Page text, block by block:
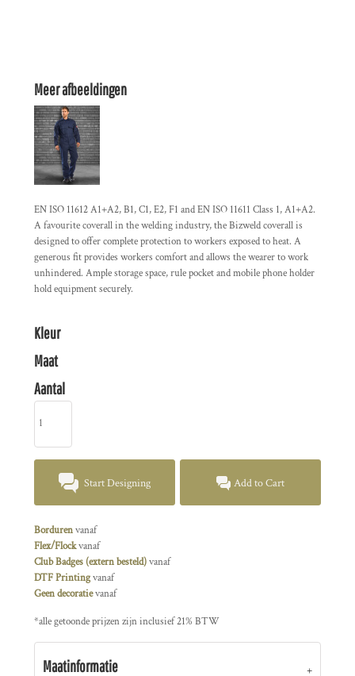
Meer afbeeldingen
EN ISO 11612 A1+A2, B1, C1, E2, F1 and EN ISO 11611 Class 1, A1+A2.
A favourite coverall in the welding industry, the Bizweld coverall is
designed to offer complete protection to workers exposed to heat. A
generous fit provides workers comfort and allows the wearer to work
unhindered. Ample storage space, rule pocket and mobile phone holder
hold equipment securely.
Kleur
Maat
Aantal
Start Designing Add to Cart
Bordurenvanaf
Flex/Flockvanaf
Club Badges (extern besteld)vanaf
DTF Printingvanaf
Geen decoratievanaf
*alle getoonde prijzen zijn inclusief 21% BTW
Maatinformatie